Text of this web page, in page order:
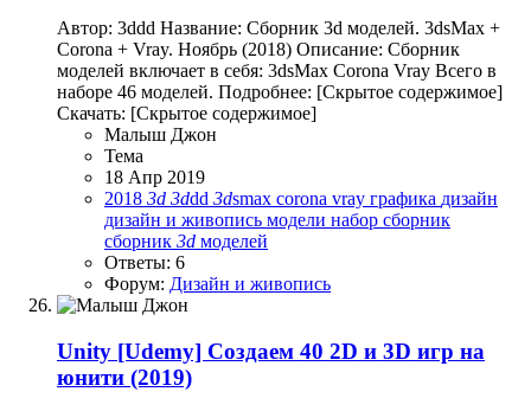
Автор: 3ddd Название: Сборник 3d моделей. 3dsMax +
Corona + Vray. Ноябрь (2018) Описание: Сборник
моделей включает в себя: 3dsMax Corona Vray Всего в
наборе 46 моделей. Подробнее: [Скрытое содержимое]
Скачать: [Скрытое содержимое]
Малыш Джон
Тема
18 Апр 2019
2018 3d 3ddd 3dsmax corona vray графика дизайн
дизайн и живопись модели набор сборник
сборник 3d моделей
Ответы: 6
Форум: Дизайн и живопись
Unity [Udemy] Создаем 40 2D и 3D игр на
юнити (2019)